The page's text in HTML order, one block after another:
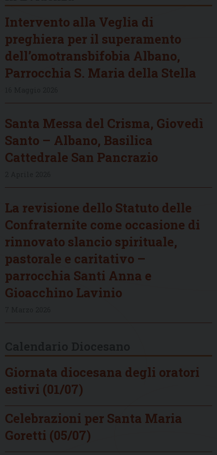
Intervento alla Veglia di
preghiera per il superamento
dell’omotransbifobia Albano,
Parrocchia S. Maria della Stella
Santa Messa del Crisma, Giovedì
Santo – Albano, Basilica
Cattedrale San Pancrazio
La revisione dello Statuto delle
Confraternite come occasione di
rinnovato slancio spirituale,
pastorale e caritativo –
parrocchia Santi Anna e
Gioacchino Lavinio
Giornata diocesana degli oratori
estivi (01/07)
Celebrazioni per Santa Maria
Goretti (05/07)